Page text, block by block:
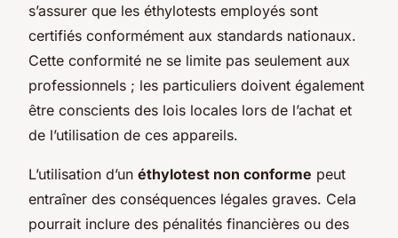
s’assurer que les éthylotests employés sont
certifiés conformément aux standards nationaux.
Cette conformité ne se limite pas seulement aux
professionnels ; les particuliers doivent également
être conscients des lois locales lors de l’achat et
de l’utilisation de ces appareils.
L’utilisation d’un éthylotest non conforme peut
entraîner des conséquences légales graves. Cela
pourrait inclure des pénalités financières ou des